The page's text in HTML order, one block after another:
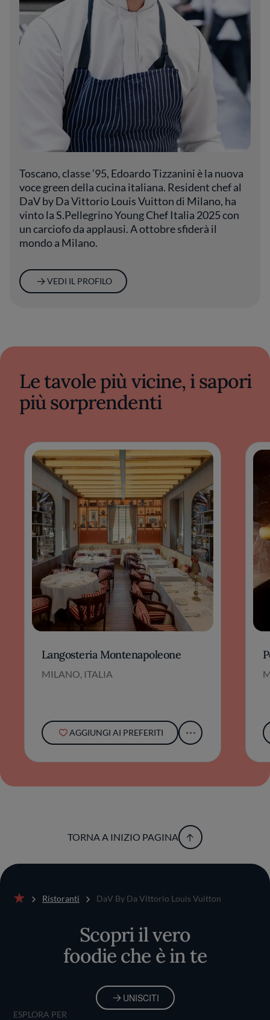
Toscano, classe ’95, Edoardo Tizzanini è la nuova
voce green della cucina italiana. Resident chef al
DaV by Da Vittorio Louis Vuitton di Milano, ha
vinto la S.Pellegrino Young Chef Italia 2025 con
un carciofo da applausi. A ottobre sfiderà il
mondo a Milano.
VEDI IL PROFILO
Le tavole più vicine, i sapori
più sorprendenti
Langosteria Montenapoleone
MILANO, ITALIA
AGGIUNGI AI PREFERITI
TORNA A INIZIO PAGINA
Ristoranti DaV By Da Vittorio Louis Vuitton
Scopri il vero
foodie che è in te
UNISCITI
ESPLORA PER